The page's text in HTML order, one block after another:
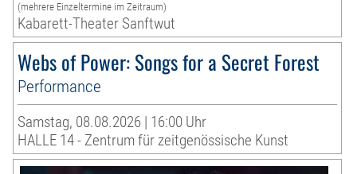
(mehrere Einzeltermine im Zeitraum)
Kabarett-Theater Sanftwut
Webs of Power: Songs for a Secret Forest
Performance
Samstag, 08.08.2026 | 16:00 Uhr
HALLE 14 - Zentrum für zeitgenössische Kunst